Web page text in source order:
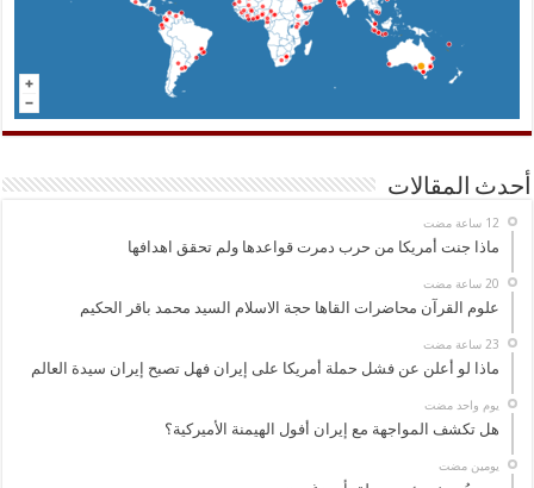
أحدث المقالات
ماذا جنت أمريكا من حرب دمرت قواعدها ولم تحقق اهدافها
علوم القرآن محاضرات القاها حجة الاسلام السيد محمد باقر الحكيم
ماذا لو أعلن عن فشل حملة أمريكا على إيران فهل تصبح إيران سيدة العالم
‏يوم واحد مضت
هل تكشف المواجهة مع إيران أفول الهيمنة الأميركية؟
‏يومين مضت